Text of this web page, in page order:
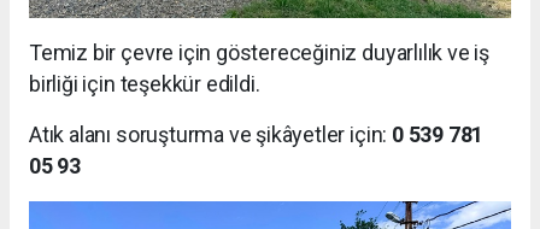
Temiz bir çevre için göstereceğiniz duyarlılık ve iş
birliği için teşekkür edildi.
Atık alanı soruşturma ve şikâyetler için: 0 539 781
05 93